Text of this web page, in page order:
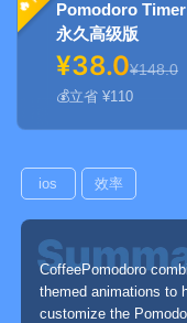
Pomodoro
永久高级版
¥38.0¥148.0
立省 ¥110
ios 效率
CoffeePomodoro
themed animations to
customize the